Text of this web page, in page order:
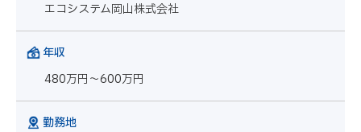
エコシステム岡山株式会社
年収
480万円～600万円
勤務地